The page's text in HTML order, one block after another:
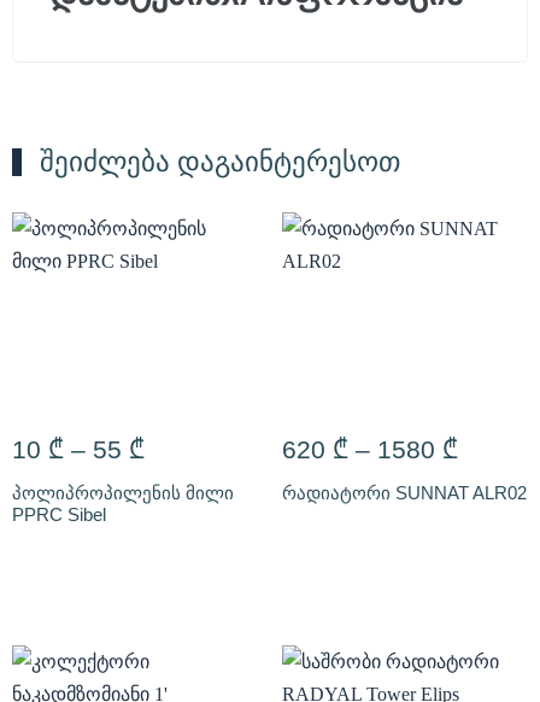
შეიძლება დაგაინტერესოთ
10 ₾ – 55 ₾
პოლიპროპილენის მილი
PPRC Sibel
620 ₾ – 1580 ₾
რადიატორი SUNNAT ALR02